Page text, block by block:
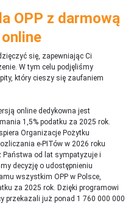
OPP z darmową
się, zapewniając Ci
W tym celu podjęliśmy
który cieszy się zaufaniem
online dedykowna jest
1,5% podatku za 2025 rok.
Organizacje Pożytku
e-PITów w 2026 roku
Państwa od lat sympatyzuje i
decyzję o udostępnieniu
wszystkim OPP w Polsce,
za 2025 rok. Dzięki programowi
przekazali już ponad 1 760 000 000